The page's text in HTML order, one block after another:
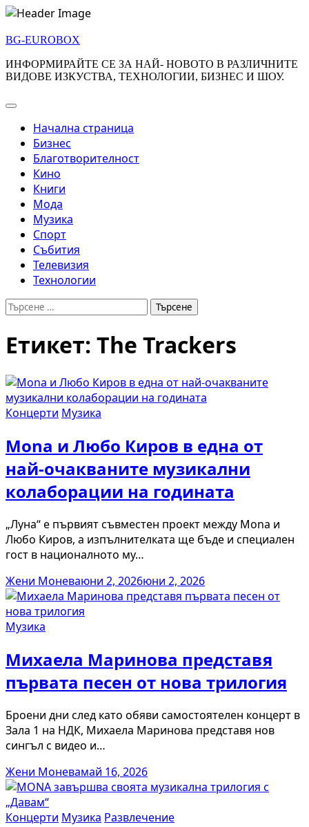
Skip
content
BG-EUROBOX
ИНФОРМИРАЙТЕ СЕ ЗА НАЙ- НОВОТО В РАЗЛИЧНИТЕ
ВИДОВЕ ИЗКУСТВА, ТЕХНОЛОГИИ, БИЗНЕС И ШОУ.
Начална страница
Бизнес
Благотворителност
Кино
Книги
Мода
Музика
Спорт
Събития
Телевизия
Технологии
Търсене
Етикет: The Trackers
Концерти Музика
Mona и Любо Киров в една от
най-очакваните музикални
колаборации на годината
„Луна“ е първият съвместен проект между Mona и
Любо Киров, а изпълнителката ще бъде и специален
гост в националното му…
Жени Моневаюни 2, 2026юни 2, 2026
Музика
Михаела Маринова представя
първата песен от нова трилогия
Броени дни след като обяви самостоятелен концерт в
Зала 1 на НДК, Михаела Маринова представя нов
сингъл с видео и…
Жени Моневамай 16, 2026
Концерти Музика Развлечение